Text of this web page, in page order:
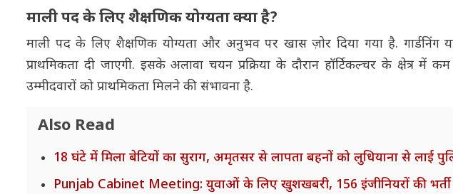
माली पद के लिए शैक्षणिक योग्यता क्या है?
माली पद के लिए शैक्षणिक योग्यता और अनुभव पर खास ज़ोर दिया गया है. गार्डनिंग या
प्राथमिकता दी जाएगी. इसके अलावा चयन प्रक्रिया के दौरान हॉर्टिकल्चर के
उम्मीदवारों को प्राथमिकता मिलने की संभावना है.
Also Read
18 घंटे में मिला बेटियों का सुराग, अमृतसर से लापता बहनों को लुधियाना से लाई
Punjab Cabinet Meeting: युवाओं के लिए खुशखबरी, 156 इंजीनियरों की